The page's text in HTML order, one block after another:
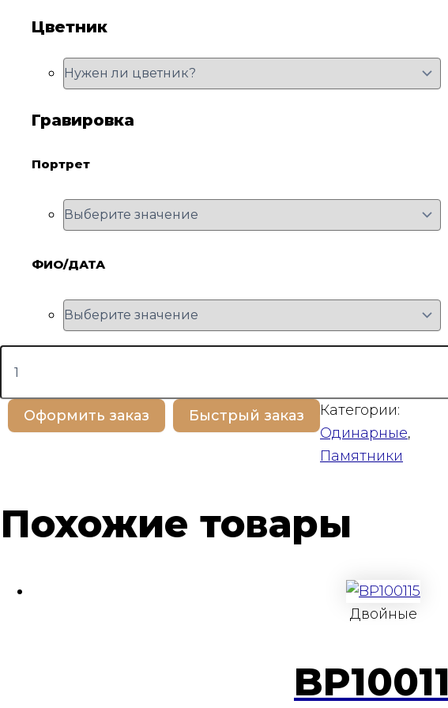
Цветник
Гравировка
Портрет
ФИО/ДАТА
Количество
товара
Оформить заказ Быстрый заказ
Категории:
Одинарные,
Памятники
Похожие товары
Двойные